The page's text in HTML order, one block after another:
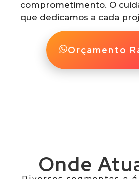
comprometimento. O
que dedicamos a cada
Orçamento
Onde